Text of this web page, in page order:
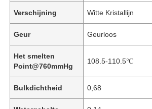
Verschijning Witte Kristallijn
Geur Geurloos
Het smelten
Point@760mmHg
108.5-110.5℃
Bulkdichtheid 0,68